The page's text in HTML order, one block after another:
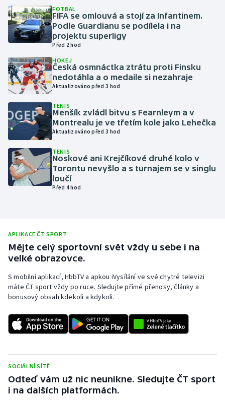
Judo
Krasobruslení
Lezení
Lyže a snowboard
Moderní pětiboj
Motorsport
Olympijské hry
Parasport
Ragby
Rychlobruslení
Rychlostní kanoistika
Short track
Stolní tenis
Triatlon
FOTBAL
FIFA se omlouvá a stojí za Infantinem.
Podle Guardianu se podílela i na
projektu superligy
Před 2 hod
HOKEJ
Česká osmnáctka ztrátu proti Finsku
nedotáhla a o medaile si nezahraje
Aktualizováno před 3 hod
TENIS
Menšík zvládl bitvu s Fearnleym a v
Montrealu je ve třetím kole jako Lehečka
Aktualizováno před 3 hod
TENIS
Noskové ani Krejčíkové druhé kolo v
Torontu nevyšlo a s turnajem se v singlu
loučí
Před 4 hod
APLIKACE ČT SPORT
Mějte celý sportovní svět vždy u sebe i na
velké obrazovce.
S mobilní aplikací, HbbTV a apkou iVysílání ve své chytré televizi
máte ČT sport vždy po ruce. Sledujte přímé přenosy, články a
bonusový obsah kdekoli a kdykoli.
SOCIÁLNÍ SÍTĚ
Odteď vám už nic neunikne. Sledujte ČT sport
i na dalších platformách.